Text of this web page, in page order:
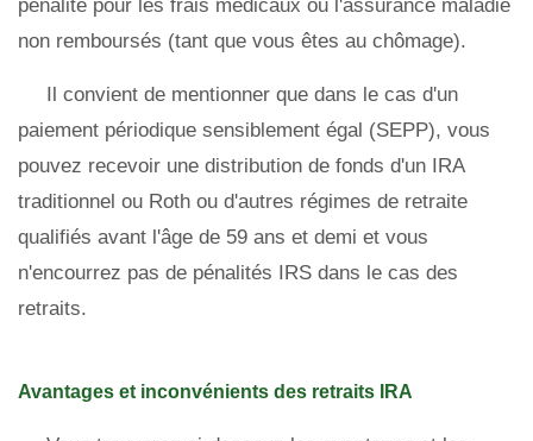
pénalité pour les frais médicaux ou l'assurance maladie
non remboursés (tant que vous êtes au chômage).
Il convient de mentionner que dans le cas d'un
paiement périodique sensiblement égal (SEPP), vous
pouvez recevoir une distribution de fonds d'un IRA
traditionnel ou Roth ou d'autres régimes de retraite
qualifiés avant l'âge de 59 ans et demi et vous
n'encourrez pas de pénalités IRS dans le cas des
retraits.
Avantages et inconvénients des retraits IRA